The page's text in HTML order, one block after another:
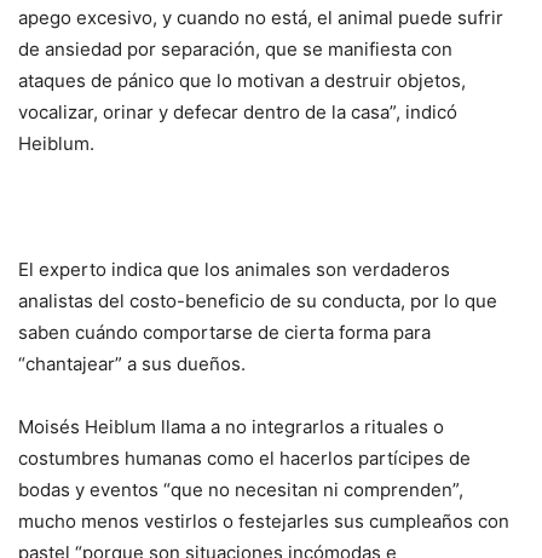
apego excesivo, y cuando no está, el animal puede sufrir
de ansiedad por separación, que se manifiesta con
ataques de pánico que lo motivan a destruir objetos,
vocalizar, orinar y defecar dentro de la casa”, indicó
Heiblum.
El experto indica que los animales son verdaderos
analistas del costo-beneficio de su conducta, por lo que
saben cuándo comportarse de cierta forma para
“chantajear” a sus dueños.
Moisés Heiblum llama a no integrarlos a rituales o
costumbres humanas como el hacerlos partícipes de
bodas y eventos “que no necesitan ni comprenden”,
mucho menos vestirlos o festejarles sus cumpleaños con
pastel “porque son situaciones incómodas e